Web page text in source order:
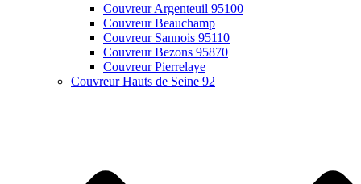
Couvreur Argenteuil 95100
Couvreur Beauchamp
Couvreur Sannois 95110
Couvreur Bezons 95870
Couvreur Pierrelaye
Couvreur Hauts de Seine 92